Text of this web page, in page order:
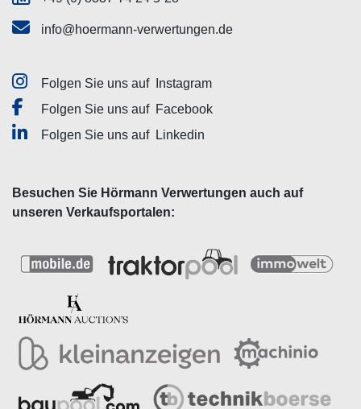
info@hoermann-verwertungen.de
Folgen Sie uns auf
Instagram
Folgen Sie uns auf Facebook
Folgen Sie uns auf
Linkedin
Besuchen Sie Hörmann Verwertungen auch auf
unseren Verkaufsportalen: